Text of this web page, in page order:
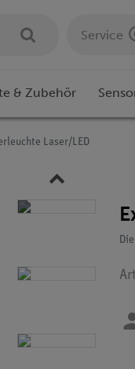
Service
& Zubehör
Laser/LED